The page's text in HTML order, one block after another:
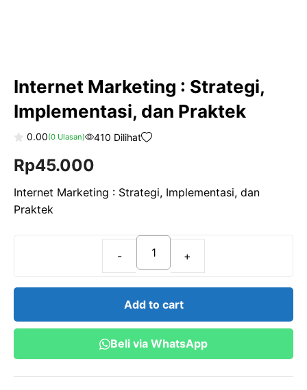
Internet Marketing : Strategi,
Implementasi, dan Praktek
o
u
o
f
5
0.00(0Ulasan) 410 Dilihat
Rp45.000
Internet Marketing : Strategi, Implementasi, dan
Praktek
Internet
Marketing
Implementasi,
dan
Add to cart
Beli via WhatsApp